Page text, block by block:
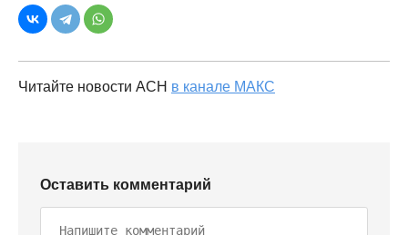
Читайте новости АСН в канале МАКС
Оставить комментарий